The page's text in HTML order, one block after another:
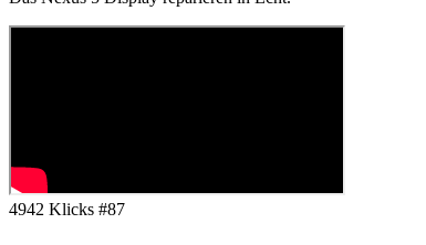
4942 Klicks #87